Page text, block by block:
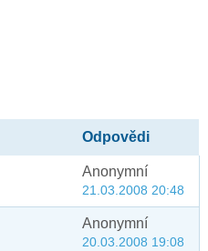
Odpovědi
Anonymní
21.03.2008 20:48
Anonymní
20.03.2008 19:08